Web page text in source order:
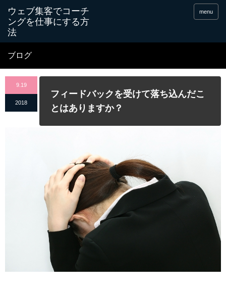
menu
ブログ
9.19
2018
フィードバックを受けて落ち込んだこ
とはありますか？